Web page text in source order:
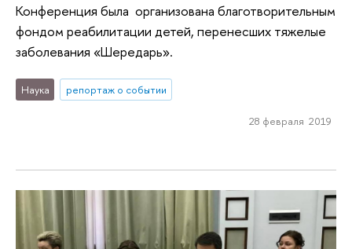
Конференция была организована благотворительным
фондом реабилитации детей, перенесших тяжелые
заболевания «Шередарь».
Наука репортаж о событии
28 февраля 2019